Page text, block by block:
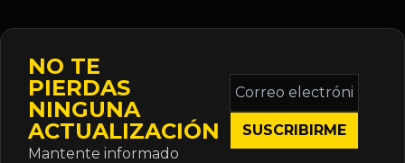
NO TE
PIERDAS
NINGUNA
ACTUALIZACIÓN
Mantente informado
Correo
electrónico
*